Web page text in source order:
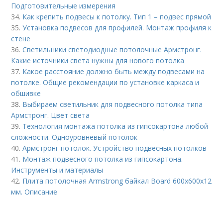
Подготовительные измерения
34. Как крепить подвесы к потолку. Тип 1 – подвес прямой
35.Установка подвесов для профилей. Монтаж профиля к
стене
36.Светильники светодиодные потолочные Армстронг.
Какие источники света нужны для нового потолка
37. Какое расстояние должно быть между подвесами на
потолке. Общие рекомендации по установке каркаса и
обшивке
38. Выбираем светильник для подвесного потолка типа
Армстронг. Цвет света
39. Технология монтажа потолка из гипсокартона любой
сложности. Одноуровневый потолок
40.Армстронг потолок. Устройство подвесных потолков
41. Монтаж подвесного потолка из гипсокартона.
Инструменты и материалы
42. Плита потолочная Armstrong байкал Board 600х600х12
мм. Описание